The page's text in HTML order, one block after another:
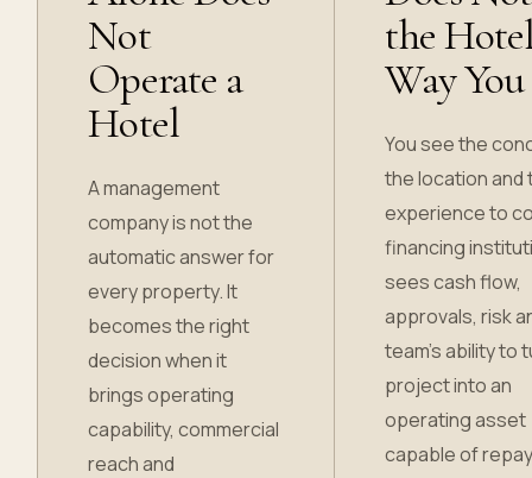
Not
Operate a
Hotel
A management
company is not the
automatic answer for
every property. It
becomes the right
decision when it
brings operating
capability, commercial
reach and
the
Way
You see the
the location and
experience to
financing
sees cash flow,
approvals, risk
team’s ability to
project into an
operating asset
capable of